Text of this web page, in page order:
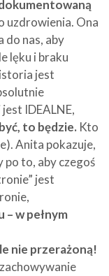
uzdrowienia. Ona
do nas, aby
lęku i braku
jest
IDEALNE,
to będzie. Kto
Anita pokazuje,
po to, aby czegoś
jest
– w pełnym
nie przerażoną!